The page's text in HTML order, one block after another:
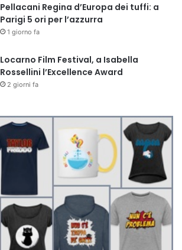
Pellacani Regina d’Europa dei tuffi: a
Parigi 5 ori per l’azzurra
1 giorno fa
Locarno Film Festival, a Isabella
Rossellini l’Excellence Award
2 giorni fa